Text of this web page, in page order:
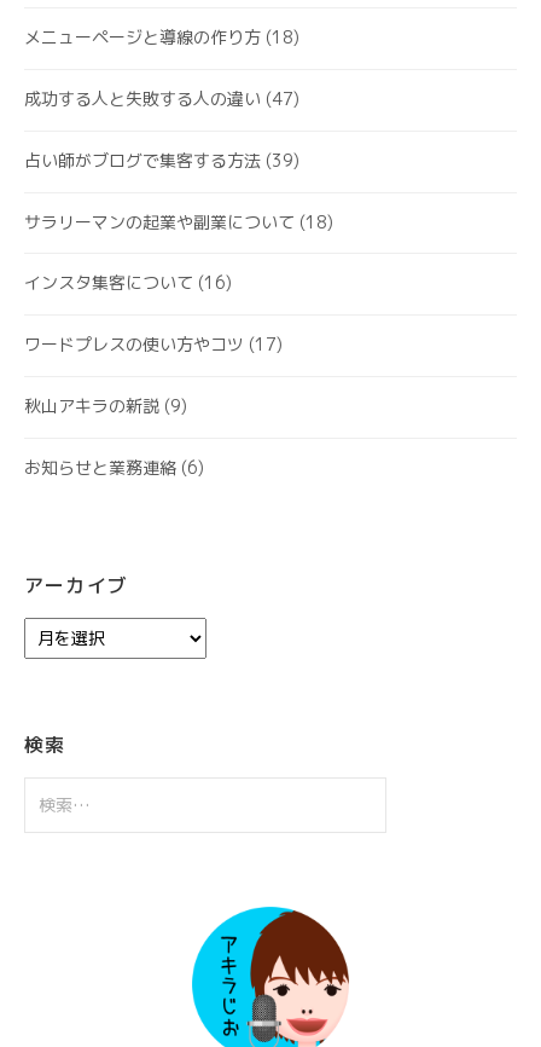
メニューページと導線の作り方 (18)
成功する人と失敗する人の違い (47)
占い師がブログで集客する方法 (39)
サラリーマンの起業や副業について (18)
インスタ集客について (16)
ワードプレスの使い方やコツ (17)
秋山アキラの新説 (9)
お知らせと業務連絡 (6)
アーカイブ
ー
ブ
検索
索: